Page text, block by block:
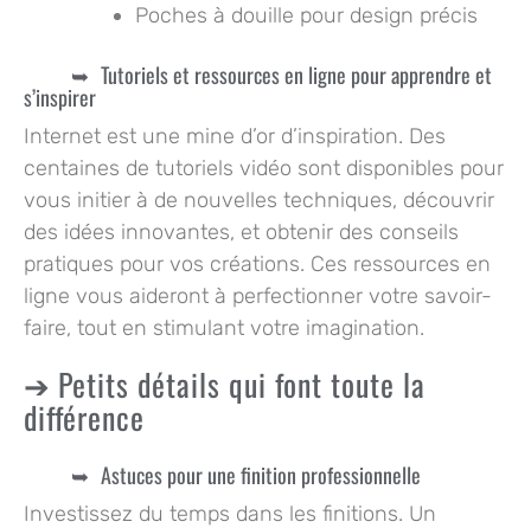
Poches à douille pour design précis
Tutoriels et ressources en ligne pour apprendre et
s’inspirer
Internet est une mine d’or d’inspiration. Des
centaines de tutoriels vidéo sont disponibles pour
vous initier à de nouvelles techniques, découvrir
des idées innovantes, et obtenir des conseils
pratiques pour vos créations. Ces ressources en
ligne vous aideront à perfectionner votre savoir-
faire, tout en stimulant votre imagination.
Petits détails qui font toute la
différence
Astuces pour une finition professionnelle
Investissez du temps dans les finitions. Un